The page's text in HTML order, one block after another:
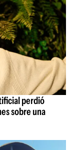
perdió
sobre una